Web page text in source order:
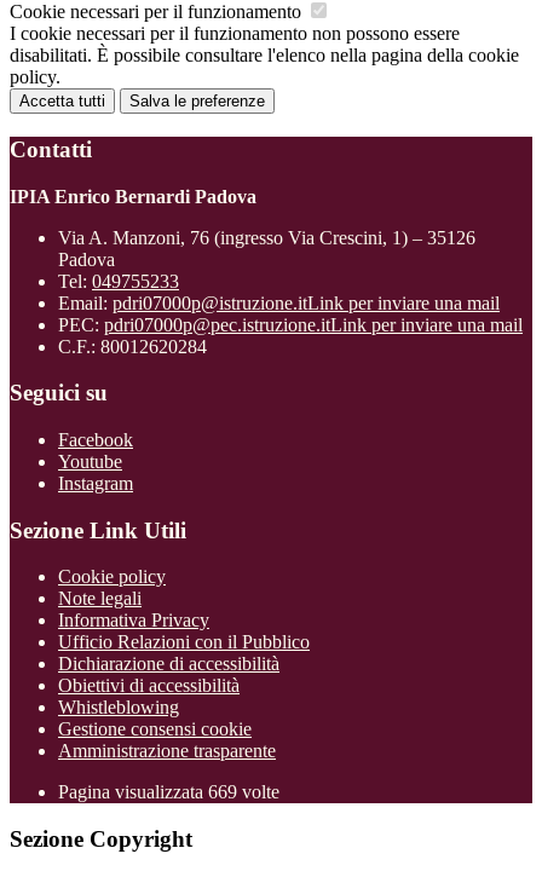
Cookie necessari per il funzionamento
I cookie necessari per il funzionamento non possono essere
disabilitati. È possibile consultare l'elenco nella pagina della cookie
policy.
Accetta tutti Salva le preferenze
Contatti
IPIA Enrico Bernardi Padova
Via A. Manzoni, 76 (ingresso Via Crescini, 1) – 35126
Padova
Tel: 049755233
Email: pdri07000p@istruzione.itLink per inviare una mail
PEC: pdri07000p@pec.istruzione.itLink per inviare una mail
C.F.: 80012620284
Seguici su
Facebook
Youtube
Instagram
Sezione Link Utili
Cookie policy
Note legali
Informativa Privacy
Ufficio Relazioni con il Pubblico
Dichiarazione di accessibilità
Obiettivi di accessibilità
Whistleblowing
Gestione consensi cookie
Amministrazione trasparente
Pagina visualizzata 669 volte
Sezione Copyright